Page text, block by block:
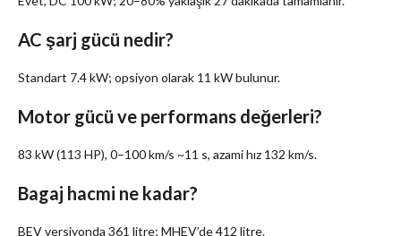
AC şarj gücü nedir?
Standart 7.4 kW; opsiyon olarak 11 kW bulunur.
Motor gücü ve performans değerleri?
83 kW (113 HP), 0–100 km/s ~11 s, azami hız 132 km/s.
Bagaj hacmi ne kadar?
BEV versiyonda 361 litre; MHEV’de 412 litre.